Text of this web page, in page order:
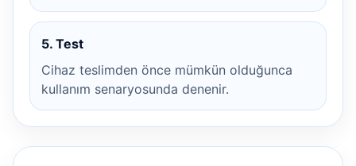
5. Test
Cihaz teslimden önce mümkün olduğunca
kullanım senaryosunda denenir.